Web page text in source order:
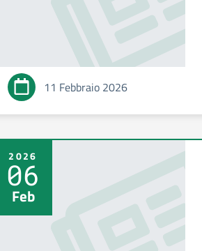
11 Febbraio 2026
2026
06
Feb